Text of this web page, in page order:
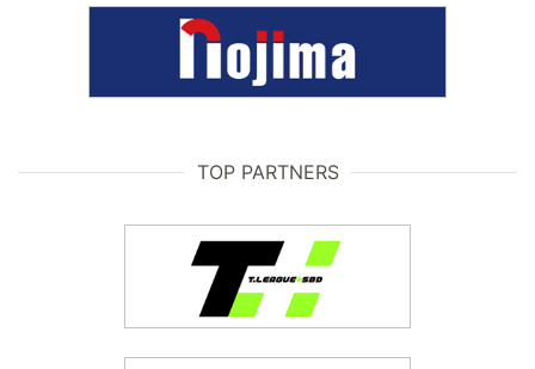
TOP PARTNERS